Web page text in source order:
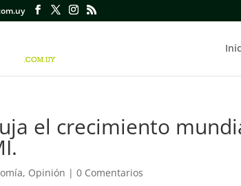
el crecimiento
, Opinión |0 Comentarios